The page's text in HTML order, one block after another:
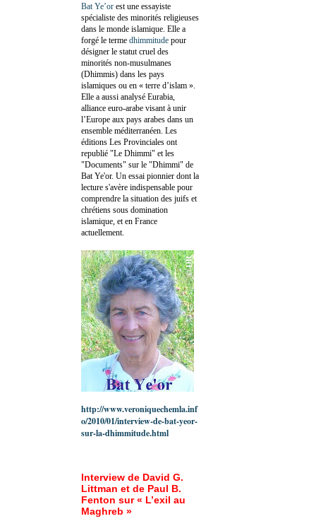
Bat Ye’or est une essayiste
spécialiste des minorités religieuses
dans le monde islamique. Elle a
forgé le terme dhimmitude pour
désigner le statut cruel des
minorités non-musulmanes
(Dhimmis) dans les pays
islamiques ou en « terre d’islam ».
Elle a aussi analysé Eurabia,
alliance euro-arabe visant à unir
l’Europe aux pays arabes dans un
ensemble méditerranéen. Les
éditions Les Provinciales ont
republié "Le Dhimmi" et les
"Documents" sur le "Dhimmi" de
Bat Ye'or. Un essai pionnier dont la
lecture s'avère indispensable pour
comprendre la situation des juifs et
chrétiens sous domination
islamique, et en France
actuellement.
http://www.veroniquechemla.inf
o/2010/01/interview-de-bat-yeor-
sur-la-dhimmitude.html
Interview de David G.
Littman et de Paul B.
Fenton sur « L’exil au
Maghreb »